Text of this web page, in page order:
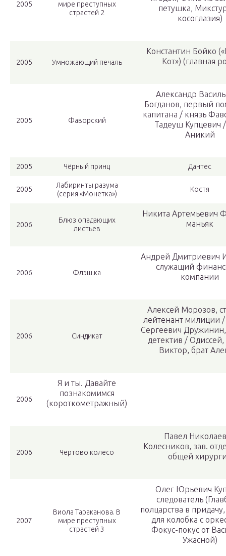
2005
мире преступных
страстей 2
петушка,
косоглазия)
2005 Умножающий печаль
Константин Бойко
Кот») (главная
2005 Фаворский
Александр
Богданов, первый
капитана / князь
Тадеуш Купцевич
Аникий
2005 Чёрный принц Дантес
2005
Лабиринты разума
(серия «Монетка»)
Костя
2006
Блюз опадающих
листьев
Никита Артемьевич
маньяк
2006 Флэш.ка
Андрей Дмитриевич
служащий
компании
2006 Синдикат
Алексей Морозов,
лейтенант милиции
Сергеевич
детектив / Одиссей,
Виктор, брат
2006
Я и ты. Давайте
познакомимся
(короткометражный)
2006 Чёртово колесо
Павел
Колесников, зав.
общей
2007
Виола Тараканова. В
мире преступных
страстей 3
Олег Юрьевич
следователь
полцарства в
для колобка с
Фокус-покус от
Ужасной)